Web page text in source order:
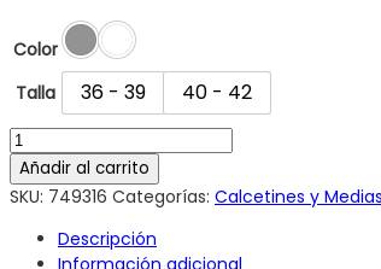
Color
Talla
36 - 39 40 - 42
Añadir al carrito
SKU: 749316 Categorías: Calcetines y Medias
Descripción